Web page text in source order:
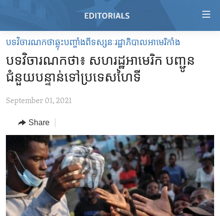
Skip
main
content
Skip
to
Navigation
Skip
Search
HOME
VIDEO
RADIO
REGIONS
AFRICA
AMERICAS
ASIA
EUROPE
MIDDLE EAST
TOPICS
HUMAN RIGHTS
SECURITY AND DEFENSE
AID AND DEVELOPMENT
DEMOCRACY AND GOVERNANCE
ECONOMY AND TRADE
ARCHIVE
ABOUT US
FOLLOW US
បទវិចារណកថាឆ្លុះបញ្ចាំងពីទស្សនៈរដ្ឋាភិបាលអាមេរិកាំង
បទវិចារណកថា៖ សហរដ្ឋ​អាមេរិក បញ្ជូន​
ជំនួយ​បន្ទាន់​ទៅ​ប្រទេស​ហៃទី
September 01, 2021
Share